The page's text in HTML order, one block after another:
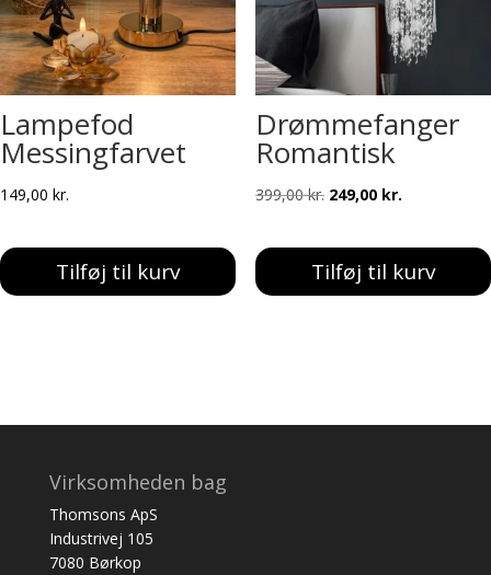
Lampefod
Messingfarvet
149,00 kr.
Tilføj til kurv
Drømmefanger
Romantisk
399,00kr. Den
pris
var:
249,00 kr.Den
pris
er:
Tilføj til kurv
Virksomheden bag
Thomsons ApS
Industrivej 105
7080 Børkop